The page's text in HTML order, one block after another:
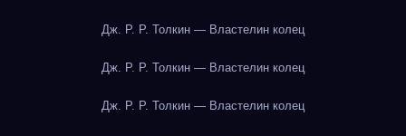
Дж. Р. Р. Толкин — Властелин колец
Дж. Р. Р. Толкин — Властелин колец
Дж. Р. Р. Толкин — Властелин колец